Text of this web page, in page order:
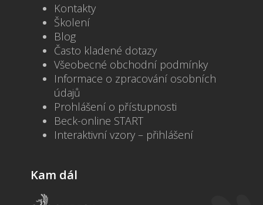
Kontakty
Školení
Blog
Často kladené dotazy
Všeobecné obchodní podmínky
Informace o zpracování osobních
údajů
Prohlášení o přístupnosti
Beck-online START
Interaktivní vzory – přihlášení
Kam dál